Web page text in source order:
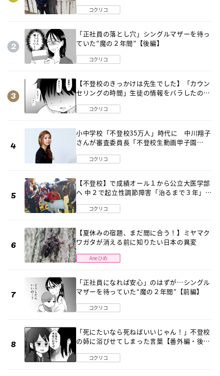
コクリコ
「正社員の落とし穴」シングルマザーを待っ
ていた“魔の２年間”【後編】
コクリコ
【不登校のきっかけは先生でした】「カウン
セリングの時間」生徒の情報をバラしたの
コクリコ
小中学校「不登校35万人」時代に 中川翔子
さんが審査委員長「不登校生動画甲子園
コクリコ
【不登校】で成績オール１から公立大医学部
へ 中２で起立性調節障害「治るまで３年」の
コクリコ
【夏休みの宿題、まだ間に合う！】ミヤマク
ワガタが消える前に知りたい日本の異変
Aneひめ
「正社員になれば安心」のはずが…シングル
マザーを待っていた“魔の２年間”【前編】
コクリコ
「死にたいなら死ねばいいじゃん！」不登校
の姉に浴びせてしまった言葉【番外編・後
コクリコ